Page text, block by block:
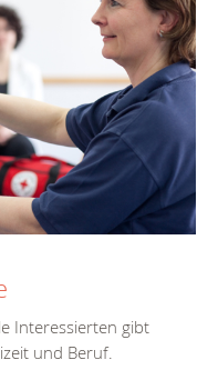
Interessierten gibt
und Beruf.